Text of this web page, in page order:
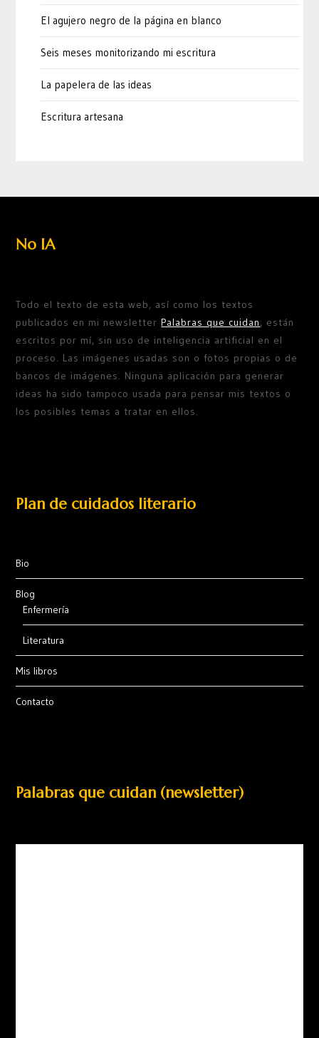
El agujero negro de la página en blanco
Seis meses monitorizando mi escritura
La papelera de las ideas
Escritura artesana
No IA
Todo el texto de esta web, así como los textos
publicados en mi newsletterPalabras que cuidan, están
escritos por mí, sin uso de inteligencia artificial en el
proceso. Las imágenes usadas son o fotos propias o de
bancos de imágenes. Ninguna aplicación para generar
ideas ha sido tampoco usada para pensar mis textos o
los posibles temas a tratar en ellos.
Plan de cuidados literario
Bio
Blog
Enfermería
Literatura
Mis libros
Contacto
Palabras que cuidan (newsletter)